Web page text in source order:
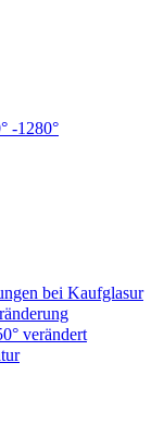
-1280°
bei Kaufglasur
verändert